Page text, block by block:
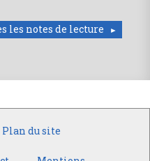
les notes de lecture
Plan du site